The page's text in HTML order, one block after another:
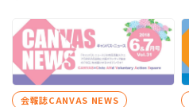
会報誌CANVAS NEWS